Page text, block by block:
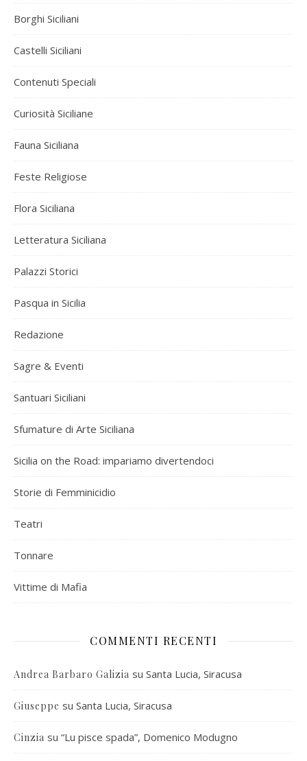
Borghi Siciliani
Castelli Siciliani
Contenuti Speciali
Curiosità Siciliane
Fauna Siciliana
Feste Religiose
Flora Siciliana
Letteratura Siciliana
Palazzi Storici
Pasqua in Sicilia
Redazione
Sagre & Eventi
Santuari Siciliani
Sfumature di Arte Siciliana
Sicilia on the Road: impariamo divertendoci
Storie di Femminicidio
Teatri
Tonnare
Vittime di Mafia
COMMENTI RECENTI
Andrea Barbaro Galizia su Santa Lucia, Siracusa
Giuseppe su Santa Lucia, Siracusa
Cinzia su “Lu pisce spada”, Domenico Modugno